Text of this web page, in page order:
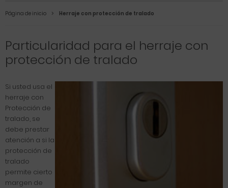
Página de inicio Herraje con protección de tralado
Particularidad para el herraje con
protección de tralado
Si usted usa el
herraje con
Protección de
tralado, se
debe prestar
atención a si la
protección de
tralado
permite cierto
margen de